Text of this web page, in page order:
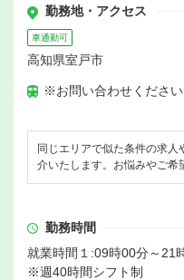
勤務地・アクセス
車通勤可
高知県室戸市
※お問い合わせください
同じエリアで似た条件の求
介いたします。お悩みやご希
勤務時間
就業時間１:09時00分～21
※週40時間シフト制